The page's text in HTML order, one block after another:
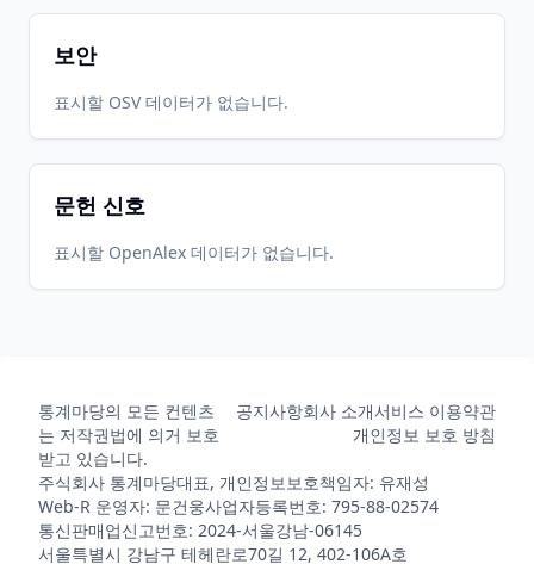
보안
표시할 OSV 데이터가 없습니다.
문헌 신호
표시할 OpenAlex 데이터가 없습니다.
통계마당의 모든 컨텐츠
는 저작권법에 의거 보호
받고 있습니다.
공지사항회사 소개서비스 이용약관
개인정보 보호 방침
주식회사 통계마당대표, 개인정보보호책임자: 유재성
Web-R 운영자: 문건웅사업자등록번호: 795-88-02574
통신판매업신고번호: 2024-서울강남-06145
서울특별시 강남구 테헤란로70길 12, 402-106A호